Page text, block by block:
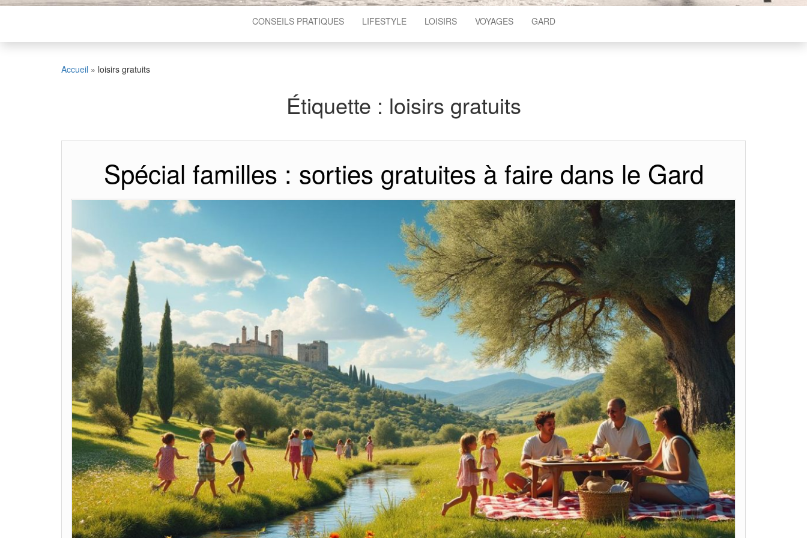
CONSEILS PRATIQUES LIFESTYLE LOISIRS VOYAGES GARD
Accueil » loisirs gratuits
Étiquette : loisirs gratuits
Spécial familles : sorties gratuites à faire dans le Gard